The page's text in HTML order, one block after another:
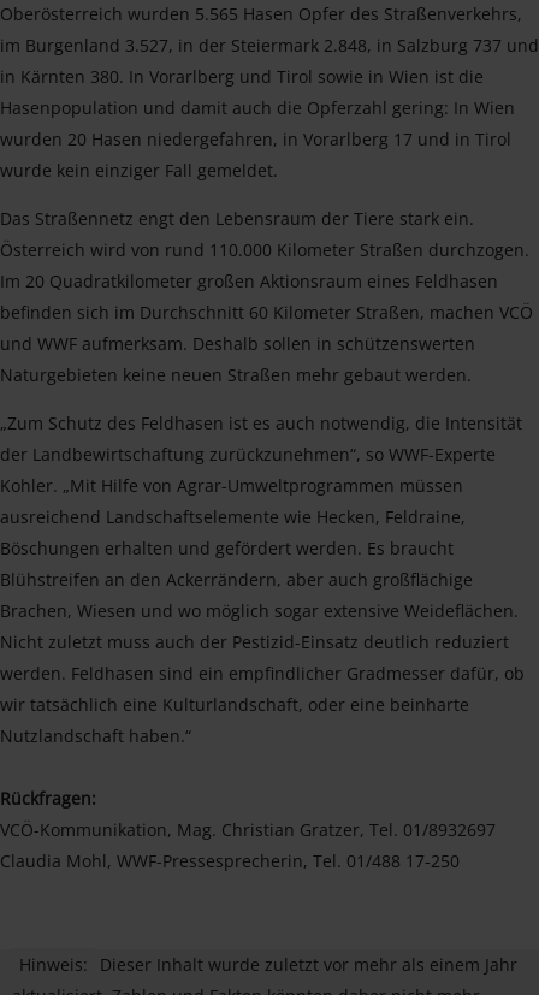
Oberösterreich wurden 5.565 Hasen Opfer des Straßenverkehrs,
im Burgenland 3.527, in der Steiermark 2.848, in Salzburg 737 und
in Kärnten 380. In Vorarlberg und Tirol sowie in Wien ist die
Hasenpopulation und damit auch die Opferzahl gering: In Wien
wurden 20 Hasen niedergefahren, in Vorarlberg 17 und in Tirol
wurde kein einziger Fall gemeldet.
Das Straßennetz engt den Lebensraum der Tiere stark ein.
Österreich wird von rund 110.000 Kilometer Straßen durchzogen.
Im 20 Quadratkilometer großen Aktionsraum eines Feldhasen
befinden sich im Durchschnitt 60 Kilometer Straßen, machen VCÖ
und WWF aufmerksam. Deshalb sollen in schützenswerten
Naturgebieten keine neuen Straßen mehr gebaut werden.
„Zum Schutz des Feldhasen ist es auch notwendig, die Intensität
der Landbewirtschaftung zurückzunehmen“, so WWF-Experte
Kohler. „Mit Hilfe von Agrar-Umweltprogrammen müssen
ausreichend Landschaftselemente wie Hecken, Feldraine,
Böschungen erhalten und gefördert werden. Es braucht
Blühstreifen an den Ackerrändern, aber auch großflächige
Brachen, Wiesen und wo möglich sogar extensive Weideflächen.
Nicht zuletzt muss auch der Pestizid-Einsatz deutlich reduziert
werden. Feldhasen sind ein empfindlicher Gradmesser dafür, ob
wir tatsächlich eine Kulturlandschaft, oder eine beinharte
Nutzlandschaft haben.“
Rückfragen:
VCÖ-Kommunikation, Mag. Christian Gratzer, Tel. 01/8932697
Claudia Mohl, WWF-Pressesprecherin, Tel. 01/488 17-250
Hinweis:
Dieser Inhalt wurde zuletzt vor mehr als einem Jahr